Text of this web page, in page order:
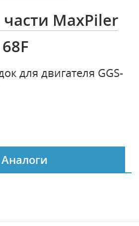
MaxPiler
для двигателя GGS-
Аналоги